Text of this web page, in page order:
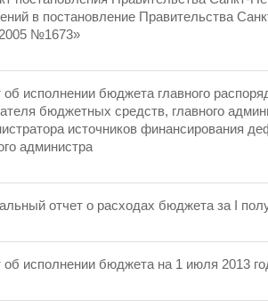
в постановление Правительства
№1673»
об исполнении бюджета главного
бюджетных средств, главного
источников финансирования
администра
отчет о расходах бюджета за I
об исполнении бюджета на 1 июля 2013